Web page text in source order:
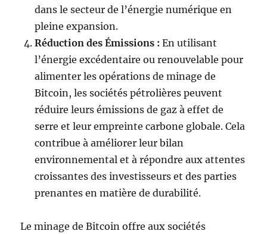
dans le secteur de l’énergie numérique en
pleine expansion.
Réduction des Émissions : En utilisant
l’énergie excédentaire ou renouvelable pour
alimenter les opérations de minage de
Bitcoin, les sociétés pétrolières peuvent
réduire leurs émissions de gaz à effet de
serre et leur empreinte carbone globale. Cela
contribue à améliorer leur bilan
environnemental et à répondre aux attentes
croissantes des investisseurs et des parties
prenantes en matière de durabilité.
Le minage de Bitcoin offre aux sociétés